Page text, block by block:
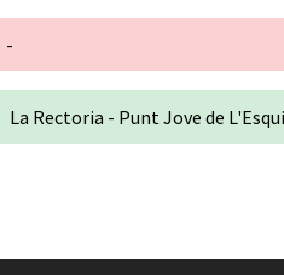
-
La Rectoria - Punt Jove de